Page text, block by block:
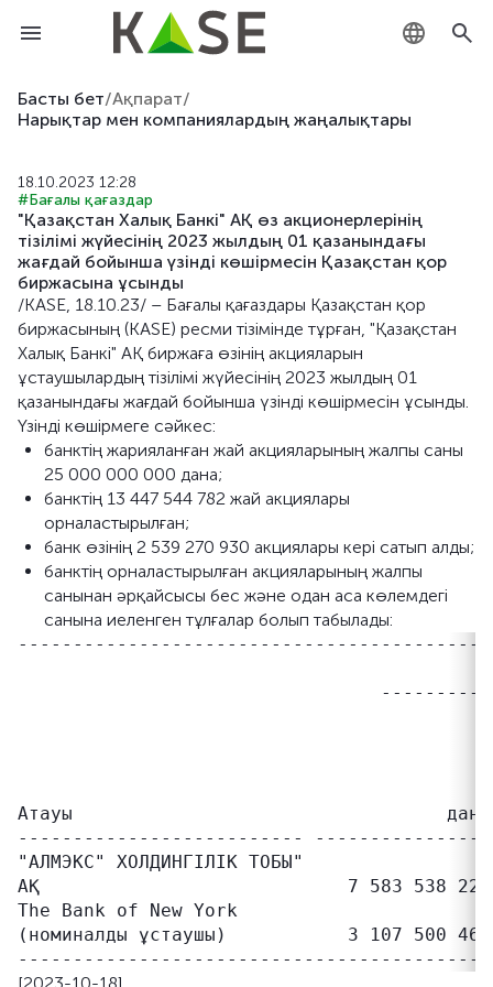
Басты бет/Ақпарат/
Нарықтар мен компаниялардың жаңалықтары
18.10.2023 12:28
#Бағалы қағаздар
"Қазақстан Халық Банкі" АҚ өз акционерлерінің
тізілімі жүйесінің 2023 жылдың 01 қазанындағы
жағдай бойынша үзінді көшірмесін Қазақстан қор
биржасына ұсынды
/KASE, 18.10.23/ – Бағалы қағаздары Қазақстан қор
биржасының (KASE) ресми тізімінде тұрған, "Қазақстан
Халық Банкі" АҚ биржаға өзінің акцияларын
ұстаушылардың тізілімі жүйесінің 2023 жылдың 01
қазанындағы жағдай бойынша үзінді көшірмесін ұсынды.
Үзінді көшірмеге сәйкес:
банктің жарияланған жай акцияларының жалпы саны
25 000 000 000 дана;
банктің 13 447 544 782 жай акциялары
орналастырылған;
банк өзінің 2 539 270 930 акциялары кері сатып алды;
банктің орналастырылған акцияларының жалпы
санынан әрқайсысы бес және одан аса көлемдегі
санына иеленген тұлғалар болып табылады:
Атауы                                  дана
--------------------------
"АЛМЭКС" ХОЛДИНГІЛІК ТОБЫ"
АҚ                            7 583 538
The Bank of New York
(номиналды ұстаушы)           3 107